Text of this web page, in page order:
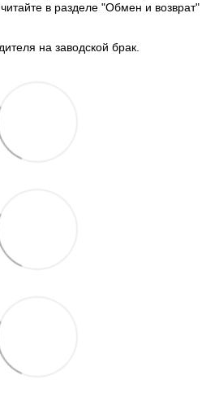
в разделе "Обмен и возврат"
на заводской брак.